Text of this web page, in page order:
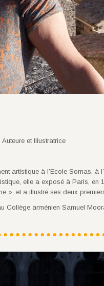
Auteure et Illustratrice
artistique à l’Ecole Sornas, à
elle a exposé à Paris, en
», et a illustré ses deux
Collège arménien Samuel